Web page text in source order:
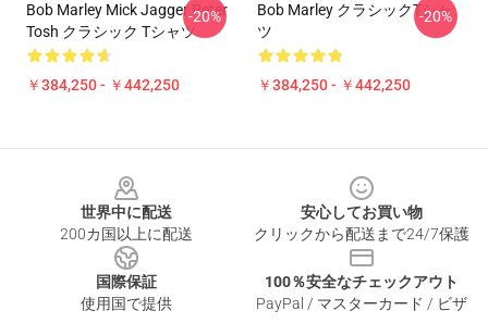
Bob Marley Mick Jagger Peter
Tosh クラシック Tシャツ
￥384,250 - ￥442,250
-20%
Bob Marley クラシックTシャ
ツ
￥384,250 - ￥442,250
-20%
世界中に配送
200カ国以上に配送
安心してお買い物
クリックから配送まで24/7保護
国際保証
使用国で提供
100％安全なチェックアウト
PayPal / マスターカード / ビザ